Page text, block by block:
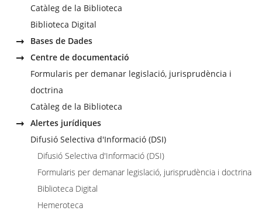
Catàleg de la Biblioteca
Biblioteca Digital
Bases de Dades
Centre de documentació
Formularis per demanar legislació, jurisprudència i
doctrina
Catàleg de la Biblioteca
Alertes jurídiques
Difusió Selectiva d'Informació (DSI)
Difusió Selectiva d'Informació (DSI)
Formularis per demanar legislació, jurisprudència i doctrina
Biblioteca Digital
Hemeroteca